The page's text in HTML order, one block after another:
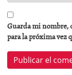
Guarda mi nombre,
para la próxima vez